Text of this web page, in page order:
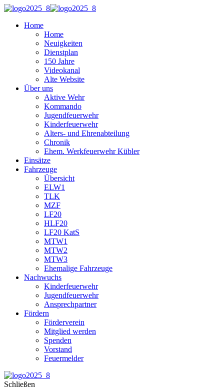
Home
Home
Neuigkeiten
Dienstplan
150 Jahre
Videokanal
Alte Website
Über uns
Aktive Wehr
Kommando
Jugendfeuerwehr
Kinderfeuerwehr
Alters- und Ehrenabteilung
Chronik
Ehem. Werkfeuerwehr Kübler
Einsätze
Fahrzeuge
Übersicht
ELW1
TLK
MZF
LF20
HLF20
LF20 KatS
MTW1
MTW2
MTW3
Ehemalige Fahrzeuge
Nachwuchs
Kinderfeuerwehr
Jugendfeuerwehr
Ansprechpartner
Fördern
Förderverein
Mitglied werden
Spenden
Vorstand
Feuermelder
Schließen